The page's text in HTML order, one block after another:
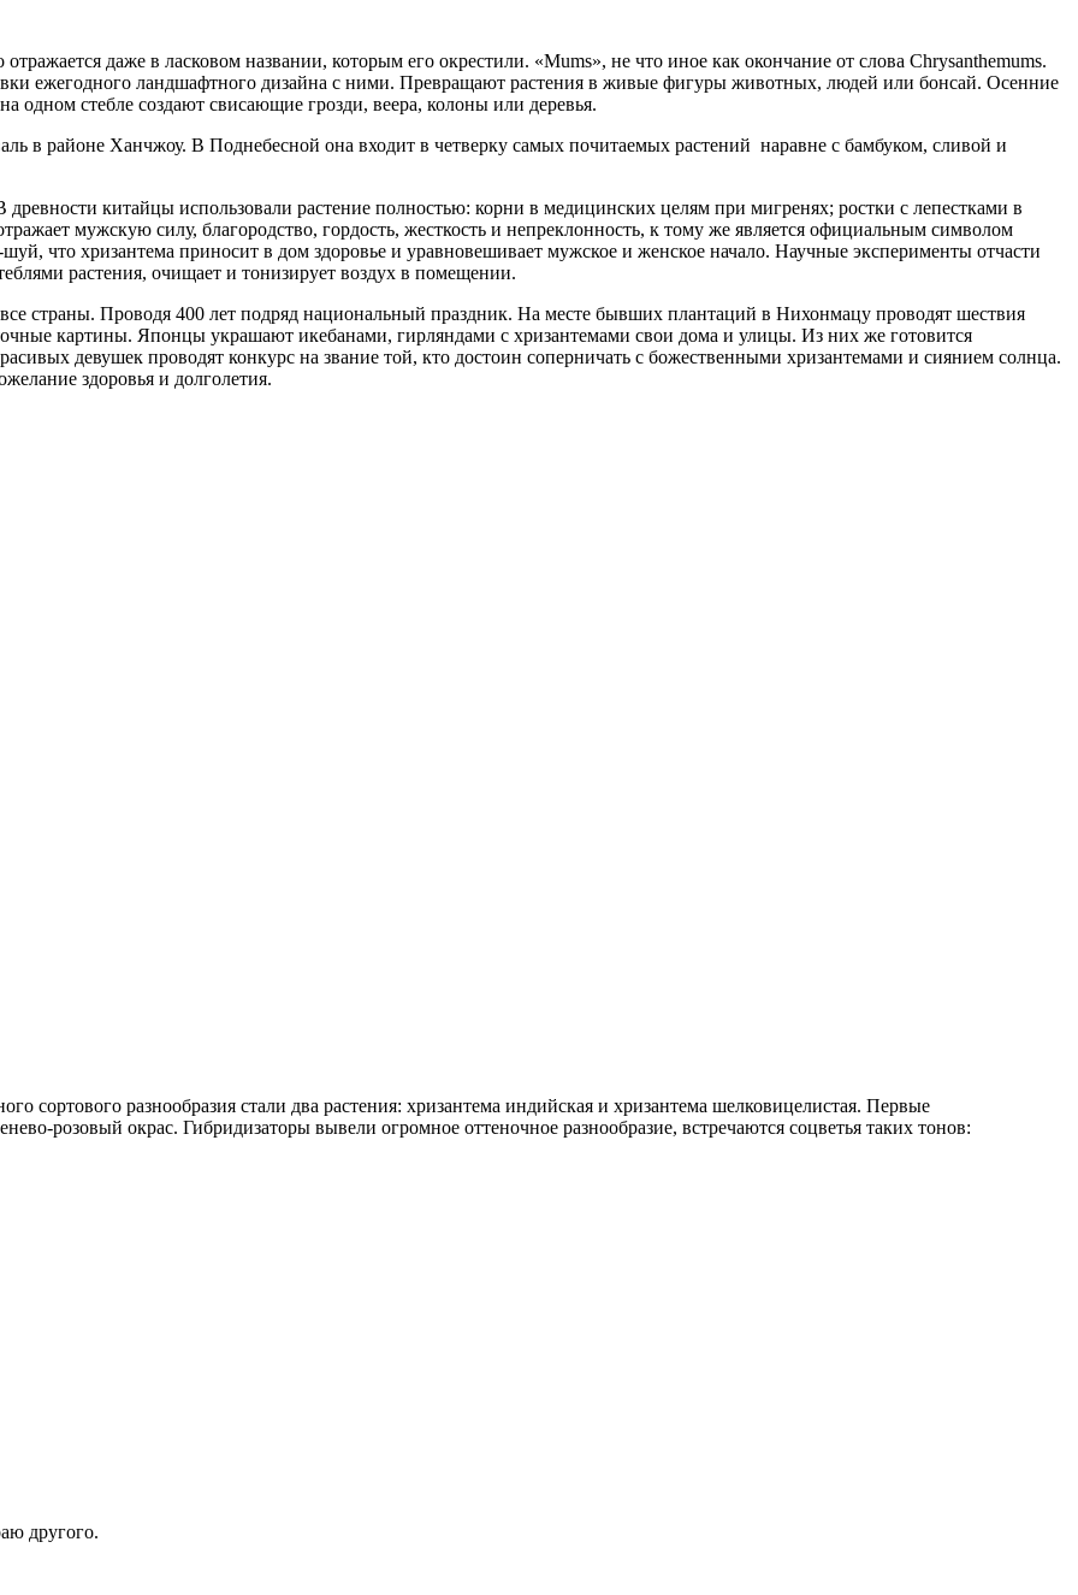
даже в ласковом названии, которым его окрестили. «Mums», не что иное как окончание от слова Chrysanthemums.
ежегодного ландшафтного дизайна с ними. Превращают растения в живые фигуры животных, людей или бонсай. Осенние
одном стебле создают свисающие грозди, веера, колоны или деревья.
в районе Ханчжоу. В Поднебесной она входит в четверку самых почитаемых растений наравне с бамбуком, сливой и
китайцы использовали растение полностью: корни в медицинских целям при мигренях; ростки с лепестками в
мужскую силу, благородство, гордость, жесткость и непреклонность, к тому же является официальным символом
что хризантема приносит в дом здоровье и уравновешивает мужское и женское начало. Научные эксперименты отчасти
растения, очищает и тонизирует воздух в помещении.
страны. Проводя 400 лет подряд национальный праздник. На месте бывших плантаций в Нихонмацу проводят шествия
картины. Японцы украшают икебанами, гирляндами с хризантемами свои дома и улицы. Из них же готовится
девушек проводят конкурс на звание той, кто достоин соперничать с божественными хризантемами и сиянием солнца.
здоровья и долголетия.
сортового разнообразия стали два растения: хризантема индийская и хризантема шелковицелистая. Первые
розовый окрас. Гибридизаторы вывели огромное оттеночное разнообразие, встречаются соцветья таких тонов:
другого.